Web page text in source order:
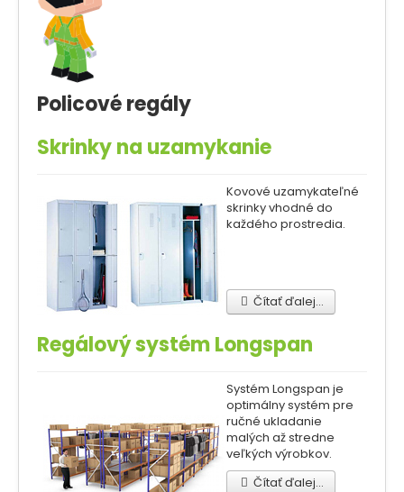
Policové regály
Skrinky na uzamykanie
Kovové uzamykateľné
skrinky vhodné do
každého prostredia.
Čítať ďalej...
Regálový systém Longspan
Systém Longspan je
optimálny systém pre
ručné ukladanie
malých až stredne
veľkých výrobkov.
Čítať ďalej...